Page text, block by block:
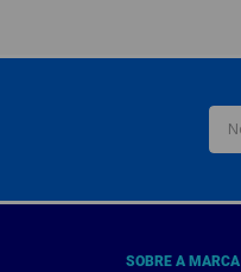
SOBRE A MARCA